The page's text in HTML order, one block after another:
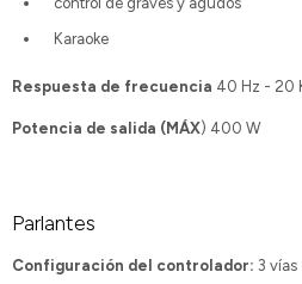
Karaoke
Respuesta de frecuencia 40 Hz - 20
Potencia de salida (MÁX) 400 W
Parlantes
Configuración del controlador: 3 vías